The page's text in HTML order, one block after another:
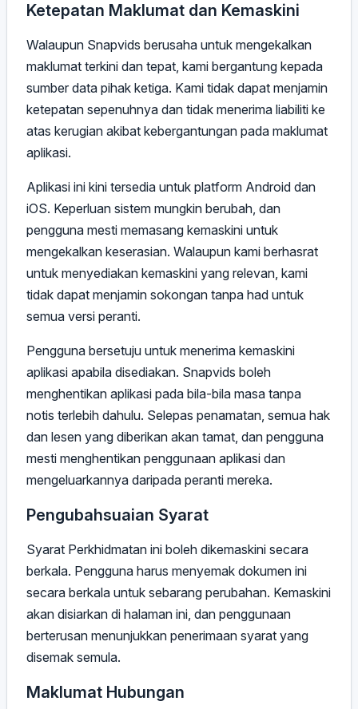
Ketepatan Maklumat dan Kemaskini
Walaupun Snapvids berusaha untuk mengekalkan
maklumat terkini dan tepat, kami bergantung kepada
sumber data pihak ketiga. Kami tidak dapat menjamin
ketepatan sepenuhnya dan tidak menerima liabiliti ke
atas kerugian akibat kebergantungan pada maklumat
aplikasi.
Aplikasi ini kini tersedia untuk platform Android dan
iOS. Keperluan sistem mungkin berubah, dan
pengguna mesti memasang kemaskini untuk
mengekalkan keserasian. Walaupun kami berhasrat
untuk menyediakan kemaskini yang relevan, kami
tidak dapat menjamin sokongan tanpa had untuk
semua versi peranti.
Pengguna bersetuju untuk menerima kemaskini
aplikasi apabila disediakan. Snapvids boleh
menghentikan aplikasi pada bila-bila masa tanpa
notis terlebih dahulu. Selepas penamatan, semua hak
dan lesen yang diberikan akan tamat, dan pengguna
mesti menghentikan penggunaan aplikasi dan
mengeluarkannya daripada peranti mereka.
Pengubahsuaian Syarat
Syarat Perkhidmatan ini boleh dikemaskini secara
berkala. Pengguna harus menyemak dokumen ini
secara berkala untuk sebarang perubahan. Kemaskini
akan disiarkan di halaman ini, dan penggunaan
berterusan menunjukkan penerimaan syarat yang
disemak semula.
Maklumat Hubungan